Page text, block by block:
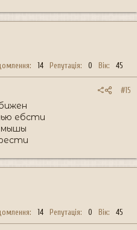
14 Репутація 0 Вік 45
#15
ебсти
14 Репутація 0 Вік 45